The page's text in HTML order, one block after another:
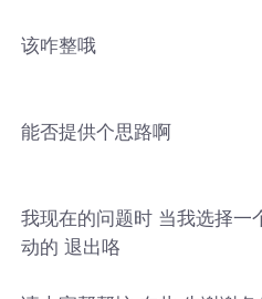
该咋整哦
能否提供个思路啊
我现在的问题时 当我选择一
动的 退出咯